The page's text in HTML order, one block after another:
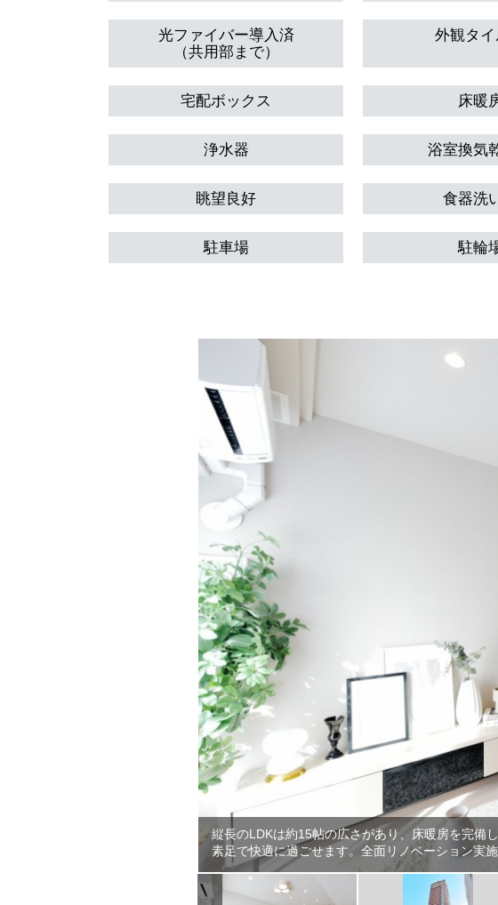
光ファイバー導入済
（共用部まで）
外観タ
宅配ボックス 床暖
浄水器 浴室換気
眺望良好 食器洗
駐車場 駐輪
縦長のLDKは約15帖の広さがあり、床暖房を完備
素足で快適に過ごせます。全面リノベーション実